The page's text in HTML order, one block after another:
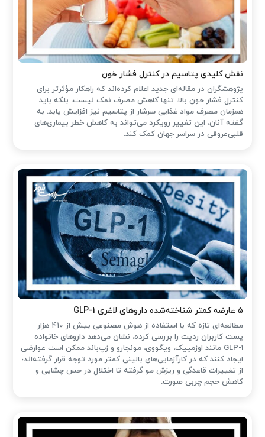
نقش کلیدی پتاسیم در کنترل فشار خون
پژوهشگران در مقاله‌ای جدید اعلام کرده‌اند که راهکار مؤثرتر برای
کنترل فشار خون بالا، تنها کاهش مصرف نمک نیست، بلکه باید
همزمان مصرف مواد غذایی سرشار از پتاسیم نیز افزایش یابد. به
گفته آنان، این تغییر رویکرد می‌تواند به کاهش خطر بیماری‌های
قلبی‌عروقی در سراسر جهان کمک کند.
۵ عارضه کمتر شناخته‌شده داروهای لاغری GLP-1
مطالعه‌ای تازه که با استفاده از هوش مصنوعی بیش از ۴۱۰ هزار
پست کاربران ردیت را بررسی کرده، نشان می‌دهد داروهای خانواده
GLP-1 مانند اوزمپیک، ویگووی، مونجارو و زپ‌باند ممکن است عوارضی
ایجاد کنند که در کارآزمایی‌های بالینی کمتر مورد توجه قرار گرفته‌اند؛
از تغییرات قاعدگی و ریزش مو گرفته تا اختلال در حس چشایی و
کاهش حجم چربی صورت.